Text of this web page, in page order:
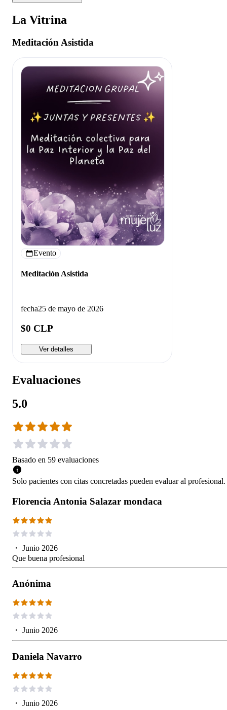
La Vitrina
Meditación Asistida
Evento
Meditación Asistida
fecha25 de mayo de 2026
$0 CLP
Ver detalles
Evaluaciones
5.0
Basado en 59 evaluaciones
Solo pacientes con citas concretadas pueden evaluar al profesional.
Florencia Antonia Salazar mondaca
・ Junio 2026
Que buena profesional
Anónima
・ Junio 2026
Daniela Navarro
・ Junio 2026